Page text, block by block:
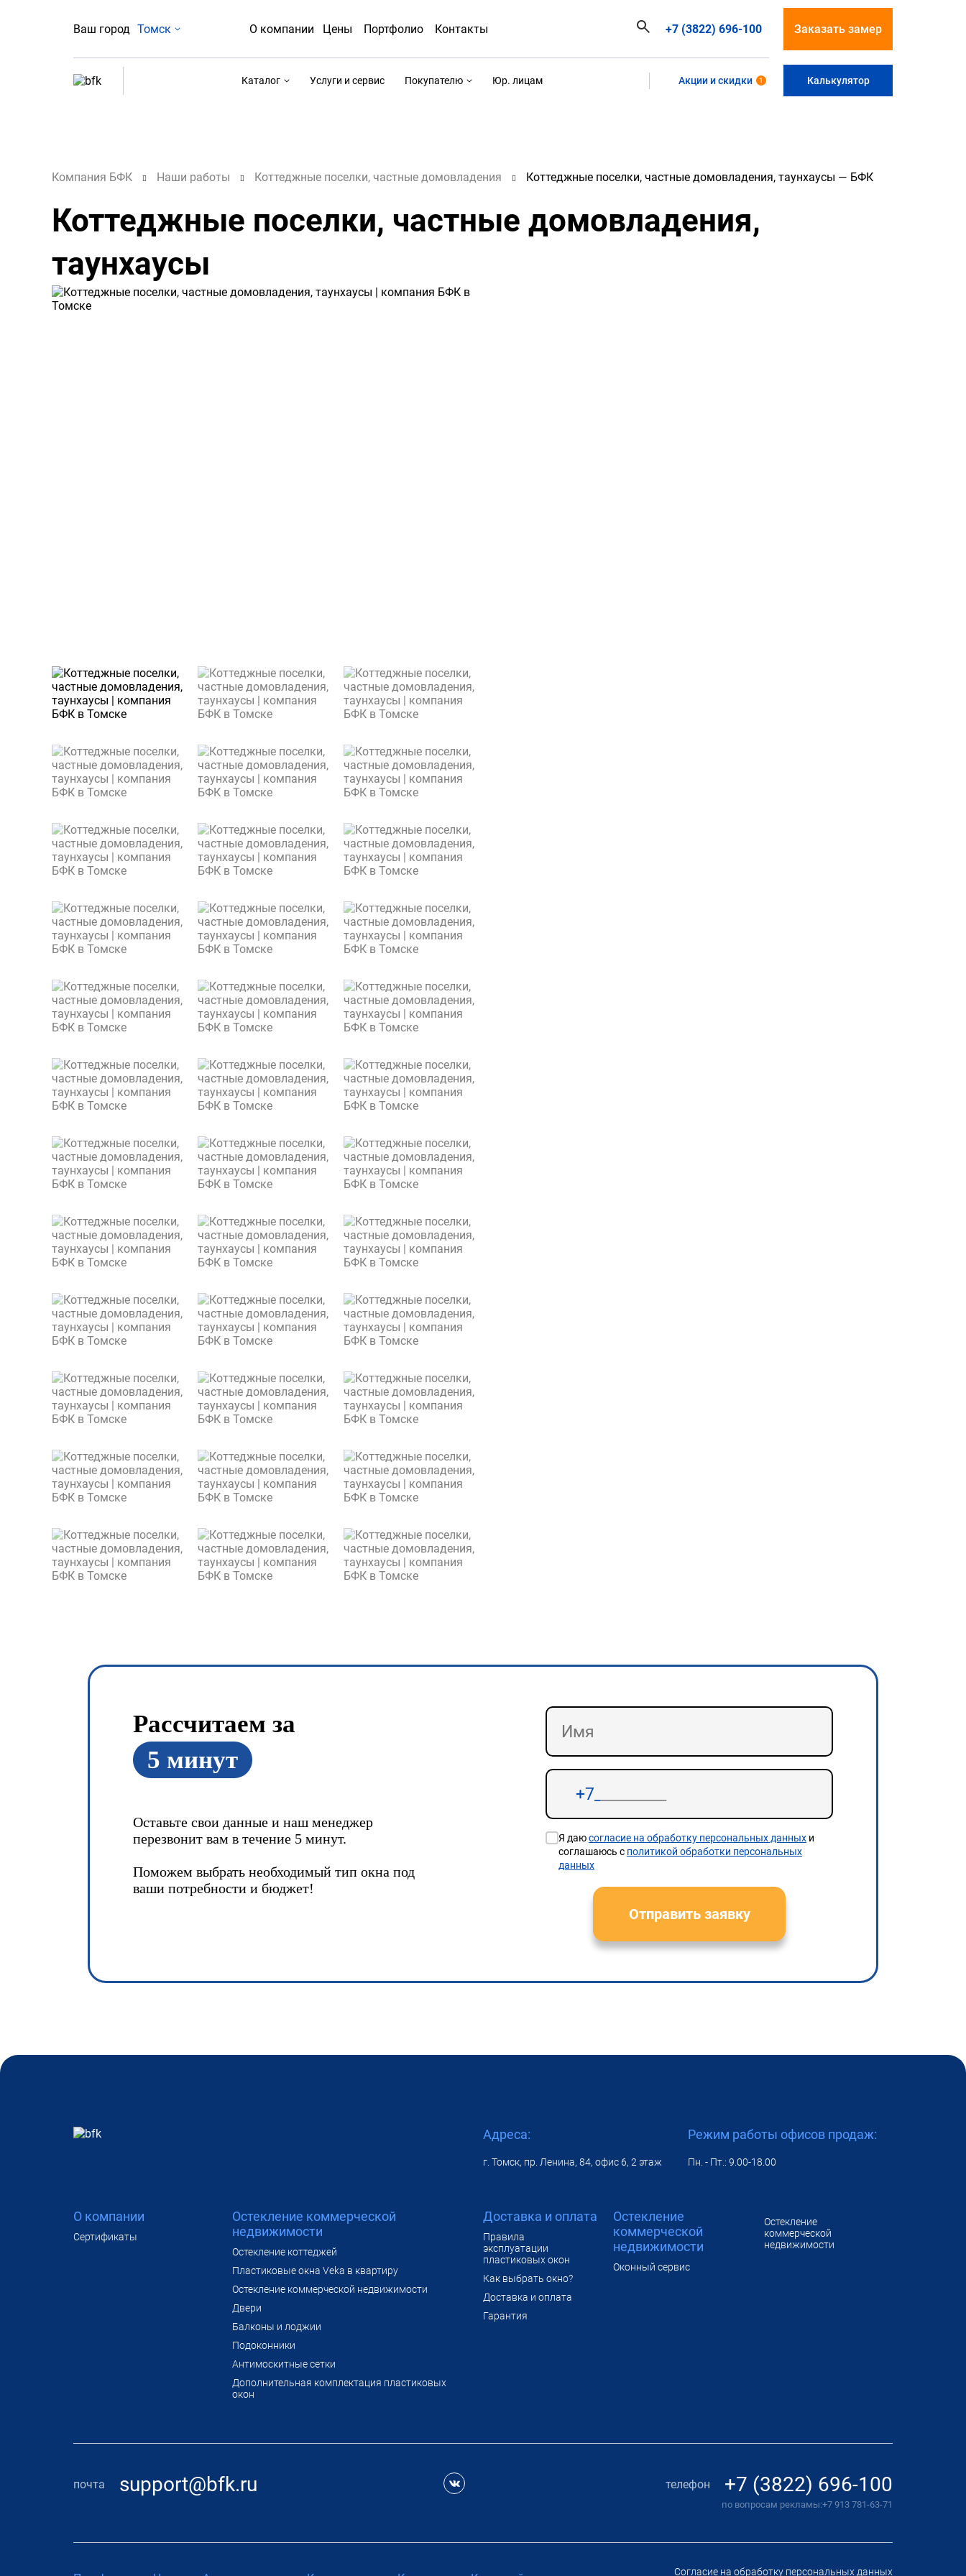
Ваш город Томск О компании Цены Портфолио Контакты +7 (3822) 696-100 Заказать замер
Каталог Услуги и сервис Покупателю Юр. лицам Акции и скидки 1 Калькулятор
Компания БФК Наши работы Коттеджные поселки, частные домовладения Коттеджные поселки, частные домовладения, таунхаусы — БФК
Коттеджные поселки, частные домовладения,
таунхаусы
Рассчитаем за
5 минут
Оставьте свои данные и наш менеджер
перезвонит вам в течение 5 минут.
Поможем выбрать необходимый тип окна под
ваши потребности и бюджет!
Я даюсогласие на обработку персональных данных и
соглашаюсь с политикой обработки персональных
данных
Отправить заявку
Адреса:
г. Томск, пр. Ленина, 84, офис 6, 2 этаж
Режим работы офисов продаж:
Пн. - Пт.: 9.00-18.00
О компании
Сертификаты
Остекление коммерческой
недвижимости
Остекление коттеджей
Пластиковые окна Veka в квартиру
Остекление коммерческой недвижимости
Двери
Балконы и лоджии
Подоконники
Антимоскитные сетки
Дополнительная комплектация пластиковых
окон
Доставка и оплата
Правила
эксплуатации
пластиковых окон
Как выбрать окно?
Доставка и оплата
Гарантия
Остекление
коммерческой
недвижимости
Оконный сервис
Остекление
коммерческой
недвижимости
почта support@bfk.ru телефон +7 (3822) 696-100
по вопросам рекламы:+7 913 781-63-71
Согласие на обработку персональных данных